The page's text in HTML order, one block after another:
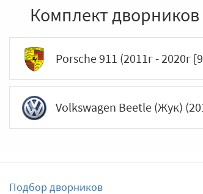
Комплект
Porsche 911 (2011г - 2020г
Volkswagen Beetle (Жук)
Подбор дворников